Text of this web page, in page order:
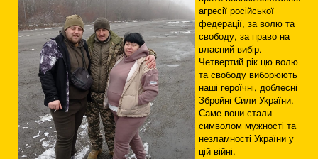
агресії російської
федерації, за волю та
свободу, за право на
власний вибір.
Четвертий рік цю волю
та свободу виборюють
наші героїчні, доблесні
Збройні Сили України.
Саме вони стали
символом мужності та
незламності України у
цій війні.